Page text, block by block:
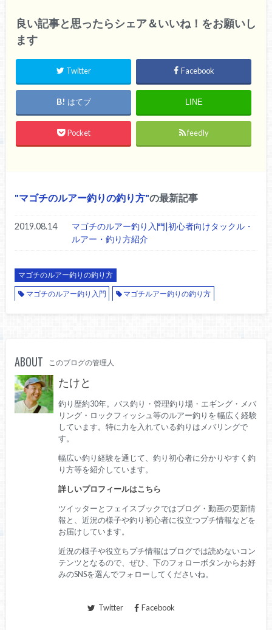
良い記事と思ったらシェア＆いいね！をお願いし
ます
Twitter Facebook
はてブ LINE
Pocket feedly
マゴチのルアー釣りの釣り方 の最新記事
2019.08.14
マゴチのルアー釣り入門|初心者向けタックル・
ルアー・釣り方紹介
マゴチのルアー釣りの釣り方
マゴチのルアー釣り入門
マゴチルアー釣りの釣り方
ABOUT このブログの管理人
たけと
釣り歴約30年。バス釣り・管理釣り場・エギング・メバ
リング・ロックフィッシュ等のルアー釣りを 幅広く経験
しています。特に力を入れている釣りはメバリングで
す。
幅広い釣り経験を通じて、釣り初心者に分かりやすく釣
り方等を紹介しています。
詳しいプロフィールはこちら
ツイッターとフェイスブックではブログ・動画の更新情
報と、近況の様子や釣り初心者に役立つプチ情報などを
お届けしています。
近況の様子や役立ちプチ情報はブログでは読めないコン
テンツとなるので、ぜひ、下のフォローボタンからお好
みのSNSを選んでフォローしてくださいね。
Twitter Facebook